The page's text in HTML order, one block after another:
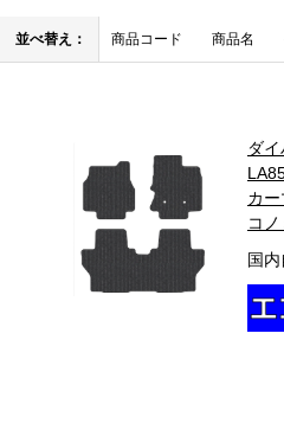
並べ替え： 商品コード 商品名
ダ
カ
コ
国